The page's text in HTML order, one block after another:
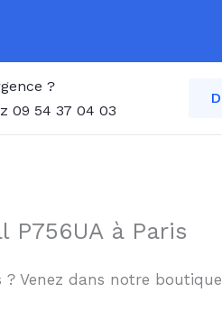
?
09 54 37 04 03
à Paris
Venez dans notre boutique